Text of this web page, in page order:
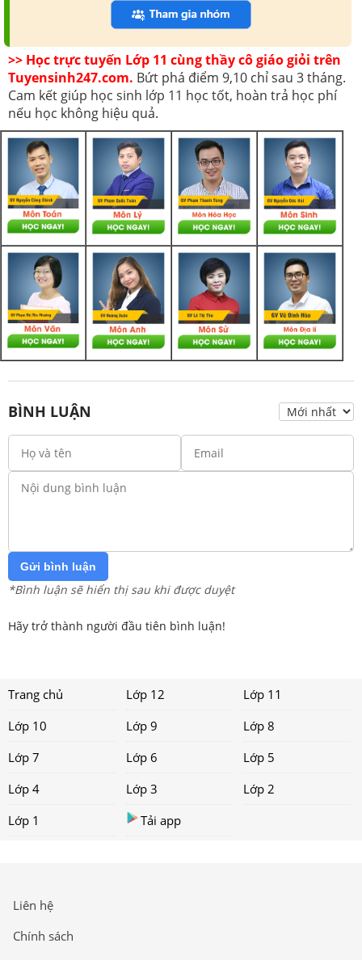
>> Học trực tuyến Lớp 11 cùng thầy cô giáo giỏi trên
Tuyensinh247.com. Bứt phá điểm 9,10 chỉ sau 3 tháng.
Cam kết giúp học sinh lớp 11 học tốt, hoàn trả học phí
nếu học không hiệu quả.
BÌNH LUẬN
Gửi bình luận
*Bình luận sẽ hiển thị sau khi được duyệt
Hãy trở thành người đầu tiên bình luận!
Trang chủ Lớp 12
Lớp 11
Lớp 10
Lớp 9
Lớp 8
Lớp 7
Lớp 6
Lớp 5
Lớp 4
Lớp 3
Lớp 2
Lớp 1
Tải app
Liên hệ
Chính sách